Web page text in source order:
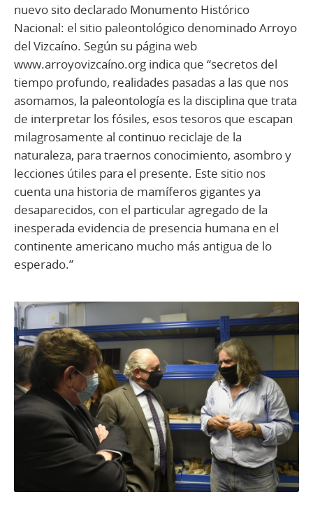
nuevo sito declarado Monumento Histórico
Nacional: el sitio paleontológico denominado Arroyo
del Vizcaíno. Según su página web
www.arroyovizcaíno.org indica que “secretos del
tiempo profundo, realidades pasadas a las que nos
asomamos, la paleontología es la disciplina que trata
de interpretar los fósiles, esos tesoros que escapan
milagrosamente al continuo reciclaje de la
naturaleza, para traernos conocimiento, asombro y
lecciones útiles para el presente. Este sitio nos
cuenta una historia de mamíferos gigantes ya
desaparecidos, con el particular agregado de la
inesperada evidencia de presencia humana en el
continente americano mucho más antigua de lo
esperado.”